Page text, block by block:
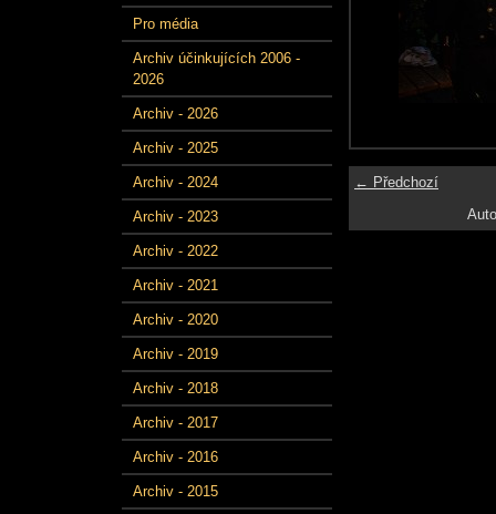
Pro média
Archiv účinkujících 2006 -
2026
Archiv - 2026
Archiv - 2025
Archiv - 2024
Archiv - 2023
Archiv - 2022
Archiv - 2021
Archiv - 2020
Archiv - 2019
Archiv - 2018
Archiv - 2017
Archiv - 2016
Archiv - 2015
← Předchozí